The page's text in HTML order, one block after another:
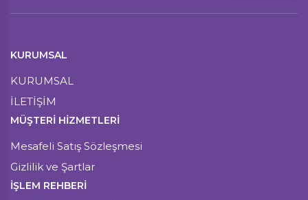
KURUMSAL
KURUMSAL
İLETİŞİM
MÜŞTERI HIZMETLERI
Mesafeli Satış Sözleşmesi
Gizlilik ve Şartlar
İŞLEM REHBERİ